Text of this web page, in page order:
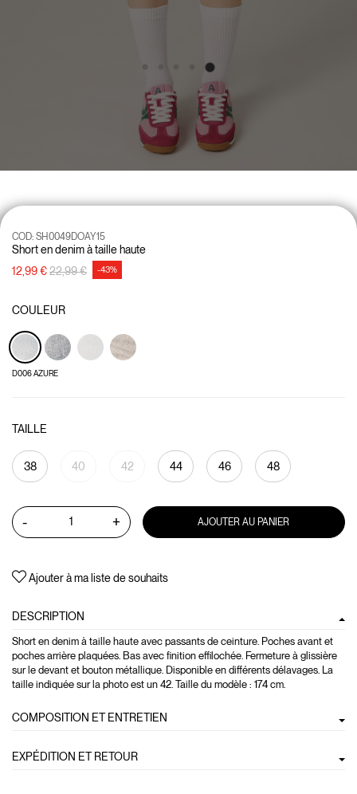
Short en denim à taille haute
COD: SH0049DOAY15
12,99 €Prix réduit de
22,99 €à -43%
COULEUR
D006 AZURE
TAILLE
38 40 42 44 46 48
- + AJOUTER AU PANIER
Ajouter à ma liste de souhaits
DESCRIPTION
Short en denim à taille haute avec passants de ceinture. Poches avant et
poches arrière plaquées. Bas avec finition effilochée. Fermeture à glissière
sur le devant et bouton métallique. Disponible en différents délavages. La
taille indiquée sur la photo est un 42. Taille du modèle : 174 cm.
COMPOSITION ET ENTRETIEN
EXPÉDITION ET RETOUR